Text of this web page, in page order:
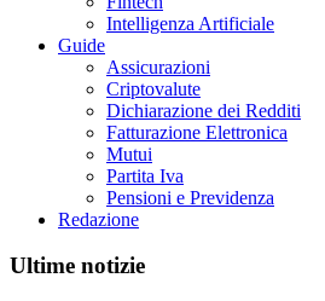
Intelligenza Artificiale
Guide
Assicurazioni
Criptovalute
Dichiarazione dei Redditi
Fatturazione Elettronica
Mutui
Partita Iva
Pensioni e Previdenza
Redazione
Ultime notizie